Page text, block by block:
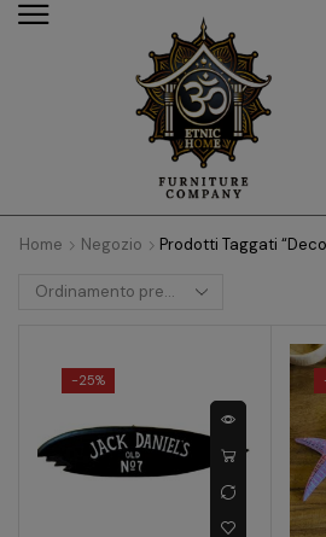
Home Negozio Prodotti Taggati
-25%